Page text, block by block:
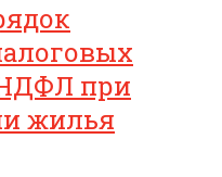
при
жилья